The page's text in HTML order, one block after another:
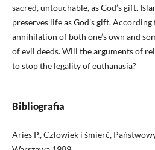
sacred, untouchable, as God’s gift.
preserves life as God’s gift.
annihilation of both one’s own and
of evil deeds. Will the arguments of
to stop the legality of euthanasia?
Bibliografia
Aries P., Człowiek i śmierć,